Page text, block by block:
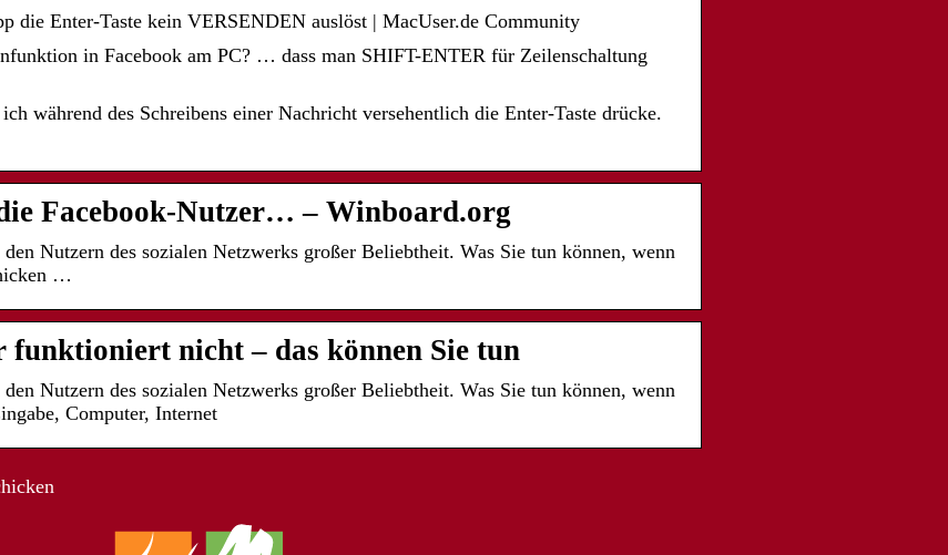
die Enter-Taste kein VERSENDEN auslöst | MacUser.de Community
in Facebook am PC? … dass man SHIFT-ENTER für Zeilenschaltung
während des Schreibens einer Nachricht versehentlich die Enter-Taste drücke.
Facebook-Nutzer… – Winboard.org
Nutzern des sozialen Netzwerks großer Beliebtheit. Was Sie tun können, wenn
…
funktioniert nicht – das können Sie tun
Nutzern des sozialen Netzwerks großer Beliebtheit. Was Sie tun können, wenn
Computer, Internet